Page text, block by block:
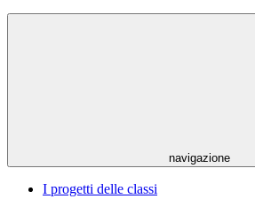
navigazione
I progetti delle classi